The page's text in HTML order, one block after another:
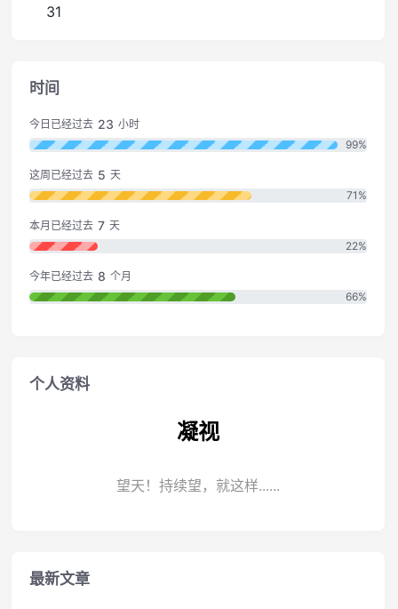
31
时间
今日已经过去 23 小时
99%
这周已经过去 5 天
71%
本月已经过去 7 天
22%
今年已经过去 8 个月
66%
个人资料
凝视
望天！持续望，就这样......
最新文章